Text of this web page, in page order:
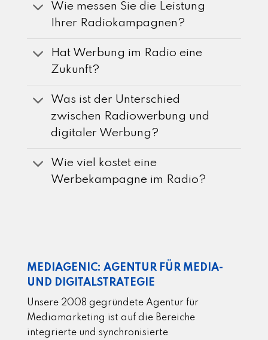
Wie messen Sie die Leistung
Ihrer Radiokampagnen?
Hat Werbung im Radio eine
Zukunft?
Was ist der Unterschied
zwischen Radiowerbung und
digitaler Werbung?
Wie viel kostet eine
Werbekampagne im Radio?
MEDIAGENIC: AGENTUR FÜR MEDIA-
UND DIGITALSTRATEGIE
Unsere 2008 gegründete Agentur für
Mediamarketing ist auf die Bereiche
integrierte und synchronisierte